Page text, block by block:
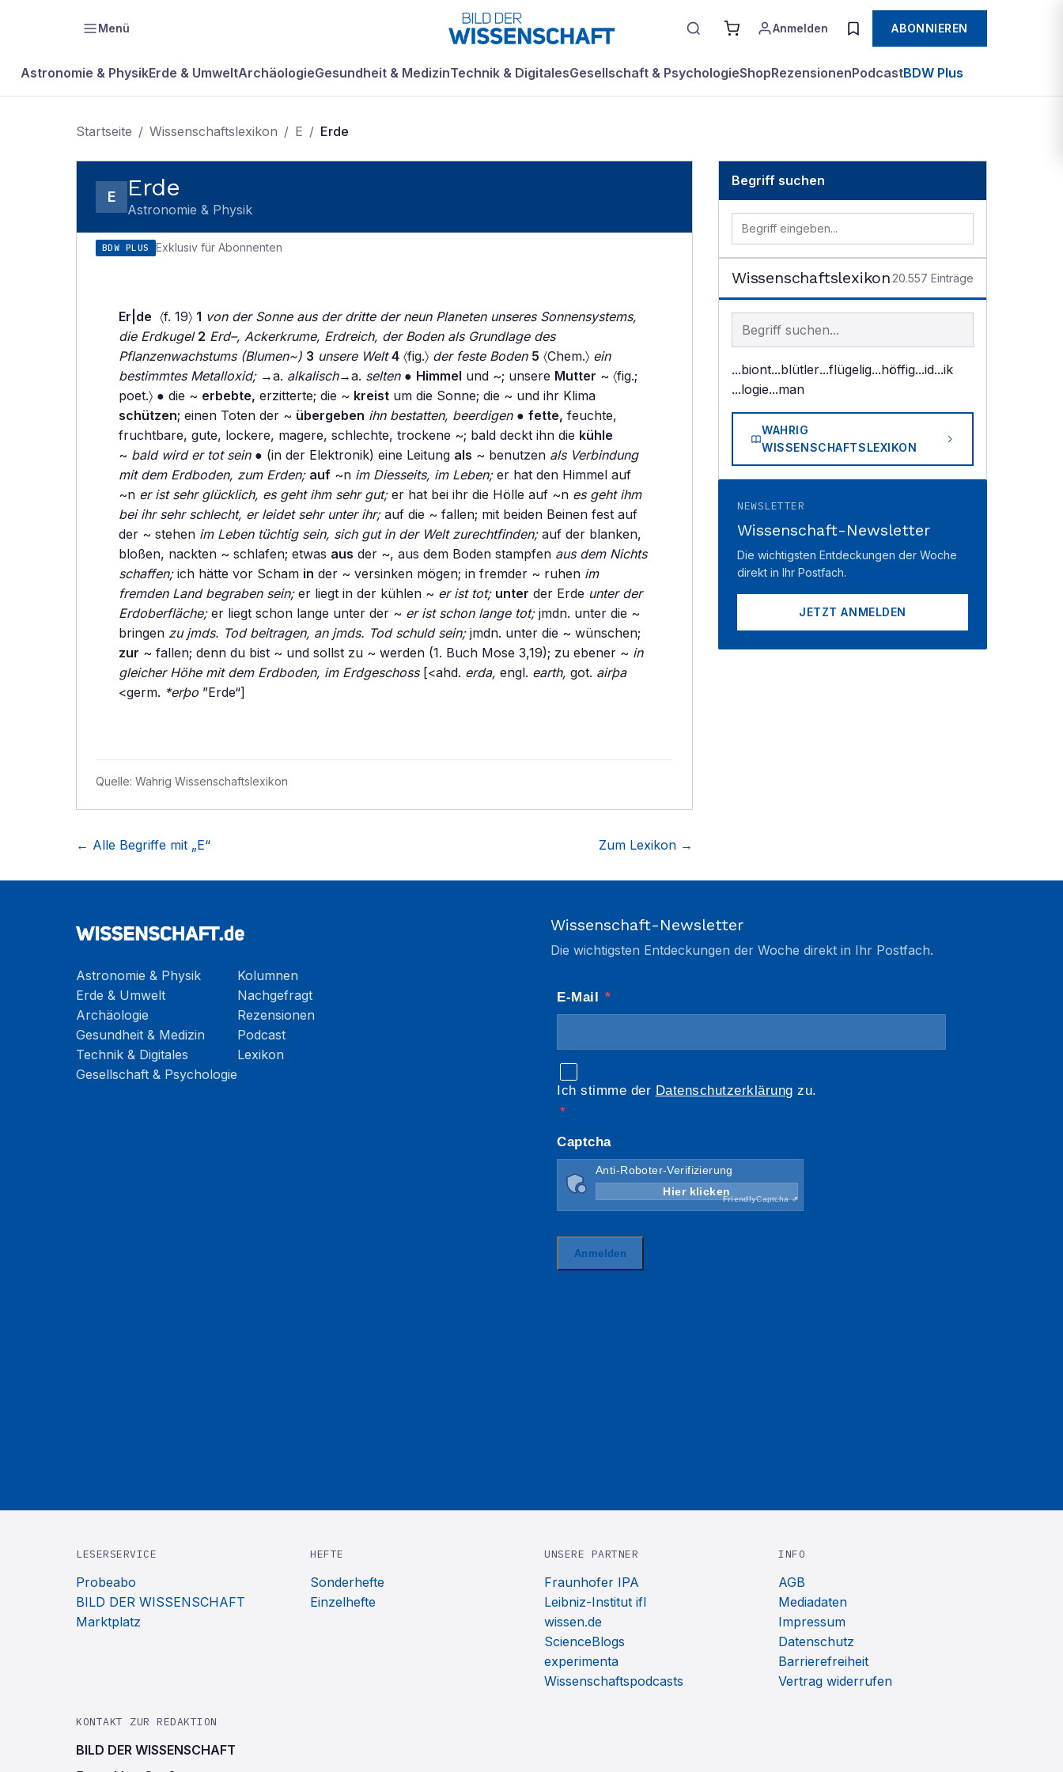
Menü Anmelden ABONNIEREN
Astronomie & PhysikErde & UmweltArchäologieGesundheit & MedizinTechnik & DigitalesGesellschaft & PsychologieShopRezensionenPodcastBDW Plus
Startseite / Wissenschaftslexikon / E / Erde
E Erde
Astronomie & Physik
BDW PLUS Exklusiv für Abonnenten
Er|de 〈f. 19〉 1 von der Sonne aus der dritte der neun Planeten unseres Sonnensystems,
die Erdkugel 2 Erd–, Ackerkrume, Erdreich, der Boden als Grundlage des
Pflanzenwachstums (Blumen~) 3 unsere Welt 4 〈fig.〉 der feste Boden 5 〈Chem.〉 ein
bestimmtes Metalloxid;→a. alkalisch→a. selten● Himmel und ~; unsere Mutter ~ 〈fig.;
poet.〉 ● die ~ erbebte, erzitterte; die ~ kreist um die Sonne; die ~ und ihr Klima
schützen; einen Toten der ~ übergeben ihn bestatten, beerdigen● fette, feuchte,
fruchtbare, gute, lockere, magere, schlechte, trockene ~; bald deckt ihn die kühle
~ bald wird er tot sein● (in der Elektronik) eine Leitung als ~ benutzen als Verbindung
mit dem Erdboden, zum Erden; auf ~n im Diesseits, im Leben;er hat den Himmel auf
~n er ist sehr glücklich, es geht ihm sehr gut;er hat bei ihr die Hölle auf ~n es geht ihm
bei ihr sehr schlecht, er leidet sehr unter ihr;auf die ~ fallen; mit beiden Beinen fest auf
der ~ stehen im Leben tüchtig sein, sich gut in der Welt zurechtfinden;auf der blanken,
bloßen, nackten ~ schlafen; etwas aus der ~, aus dem Boden stampfen aus dem Nichts
schaffen;ich hätte vor Scham in der ~ versinken mögen; in fremder ~ ruhen im
fremden Land begraben sein;er liegt in der kühlen ~ er ist tot; unter der Erde unter der
Erdoberfläche;er liegt schon lange unter der ~ er ist schon lange tot;jmdn. unter die ~
bringen zu jmds. Tod beitragen, an jmds. Tod schuld sein;jmdn. unter die ~ wünschen;
zur ~ fallen; denn du bist ~ und sollst zu ~ werden (1. Buch Mose 3,19); zu ebener ~ in
gleicher Höhe mit dem Erdboden, im Erdgeschoss[<ahd. erda, engl. earth, got. airþa
<germ. *erþo ”Erde“]
Quelle: Wahrig Wissenschaftslexikon
← Alle Begriffe mit „E“ Zum Lexikon →
Begriff suchen
Wissenschaftslexikon 20.557 Einträge
Begriff im Lexikon suchen
...biont...blütler...flügelig...höffig...id...ik
...logie...man
WAHRIG
WISSENSCHAFTSLEXIKON
NEWSLETTER
Wissenschaft-Newsletter
Die wichtigsten Entdeckungen der Woche
direkt in Ihr Postfach.
JETZT ANMELDEN
Astronomie & Physik
Erde & Umwelt
Archäologie
Gesundheit & Medizin
Technik & Digitales
Gesellschaft & Psychologie
Kolumnen
Nachgefragt
Rezensionen
Podcast
Lexikon
Wissenschaft-Newsletter
Die wichtigsten Entdeckungen der Woche direkt in Ihr Postfach.
LESERSERVICE
Probeabo
BILD DER WISSENSCHAFT
Marktplatz
HEFTE
Sonderhefte
Einzelhefte
UNSERE PARTNER
Fraunhofer IPA
Leibniz-Institut ifl
wissen.de
ScienceBlogs
experimenta
Wissenschaftspodcasts
INFO
AGB
Mediadaten
Impressum
Datenschutz
Barrierefreiheit
Vertrag widerrufen
KONTAKT ZUR REDAKTION
BILD DER WISSENSCHAFT